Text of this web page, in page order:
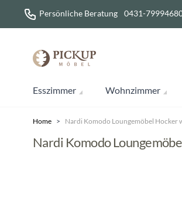
Direkt zum Inhalt
Persönliche Beratung 0431-
Esszimmer Wohnzimmer
Home > Nardi Komodo Loungemöbel Hocker
Nardi Komodo